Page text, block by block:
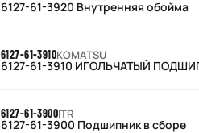
6127-61-3920 Внутренняя обойма
6127-61-3910KOMATSU
6127-61-3910 ИГОЛЬЧАТЫЙ
6127-61-3900ITR
6127-61-3900 Подшипник в сборе